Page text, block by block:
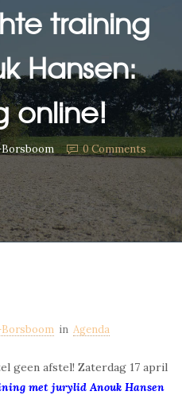
training
Hansen:
online!
Borsboom 0Comments
Borsboom in Agenda
geen afstel! Zaterdag 17 april
met jurylid Anouk Hansen